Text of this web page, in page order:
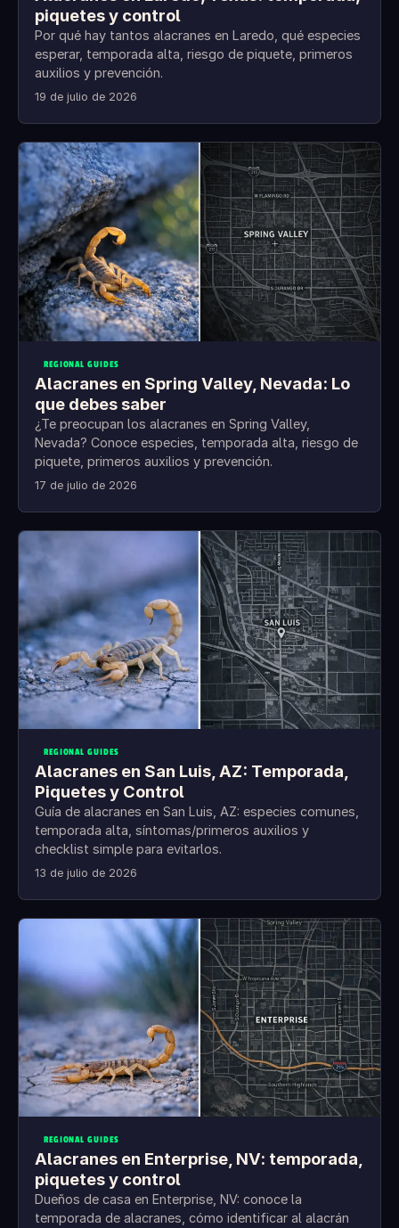
piquetes y control
Por qué hay tantos alacranes en Laredo, qué especies
esperar, temporada alta, riesgo de piquete, primeros
auxilios y prevención.
19 de julio de 2026
REGIONAL GUIDES
Alacranes en Spring Valley, Nevada: Lo
que debes saber
¿Te preocupan los alacranes en Spring Valley,
Nevada? Conoce especies, temporada alta, riesgo de
piquete, primeros auxilios y prevención.
17 de julio de 2026
REGIONAL GUIDES
Alacranes en San Luis, AZ: Temporada,
Piquetes y Control
Guía de alacranes en San Luis, AZ: especies comunes,
temporada alta, síntomas/primeros auxilios y
checklist simple para evitarlos.
13 de julio de 2026
REGIONAL GUIDES
Alacranes en Enterprise, NV: temporada,
piquetes y control
Dueños de casa en Enterprise, NV: conoce la
temporada de alacranes, cómo identificar al alacrán